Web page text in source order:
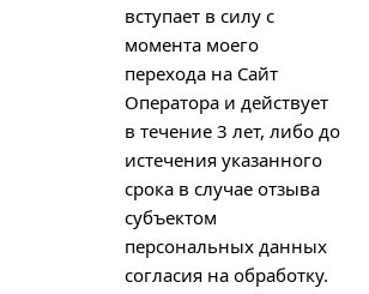
вступает в силу с
момента моего
перехода на Сайт
Оператора и действует
в течение 3 лет, либо до
истечения указанного
срока в случае отзыва
субъектом
персональных данных
согласия на обработку.